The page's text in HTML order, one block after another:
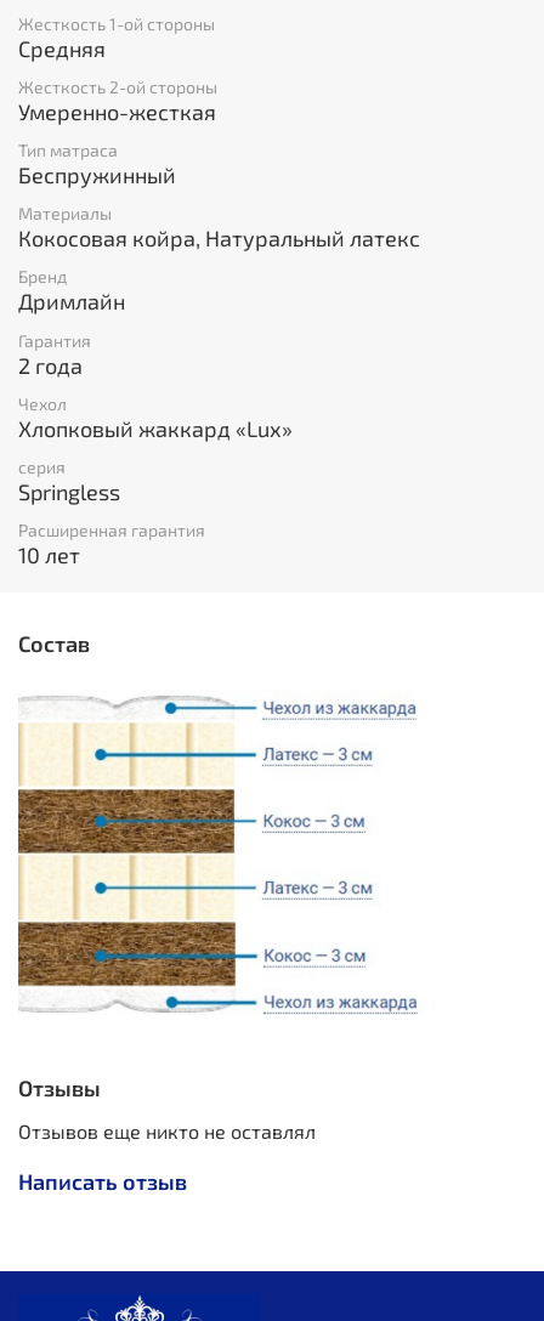
Чехол изделия изготовлен из хлопкового жаккарда
элитной серии и имеет объемную стежку.
Для увеличения срока эксплуатации матраса
рекомендуем использовать защитный наматрасник.
Гарантия на матрас 24 месяца.
покупке с наматрасником
Full Protection
Жесткость 1-ой стороны
Средняя
Жесткость 2-ой стороны
Умеренно-жесткая
Тип матраса
Беспружинный
Материалы
Кокосовая койра, Натуральный латекс
Бренд
Дримлайн
Гарантия
2 года
Чехол
Хлопковый жаккард «Lux»
серия
Springless
Расширенная гарантия
10 лет
Состав
Отзывы
Отзывов еще никто не оставлял
Написать отзыв